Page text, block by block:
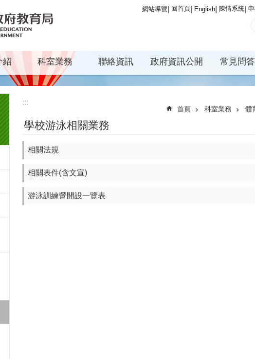
網站導覽 回首頁 English 陳情系統
紹 科室業務 聯絡資訊 政府資訊公開 常見問答
:::
首頁 科室業務 體
學校游泳相關業務
相關法規
相關表件(含文宣)
游泳訓練營開設一覽表